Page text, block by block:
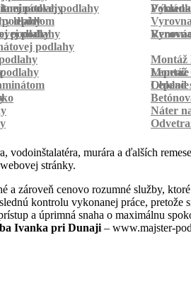
podlahypodlahy
lepidlom
podlahy
podlahy
podlahy
Montáž
Montáž
Obklad
Náter
vodoinštalatéra, murára a ďalších
stránky.
a zároveň cenovo rozumné služby,
kontrolu vykonanej práce,
a úprimná snaha o maximálnu
Ivanka pri Dunaji – www.majster-